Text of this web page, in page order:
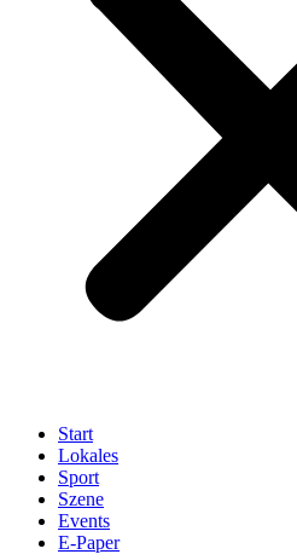
Start
Lokales
Sport
Szene
Events
E-Paper